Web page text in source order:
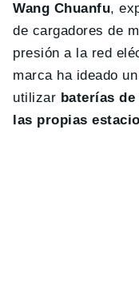
Wang Chuanfu,
de cargadores de
presión a la red
marca ha ideado
utilizar baterías
las propias